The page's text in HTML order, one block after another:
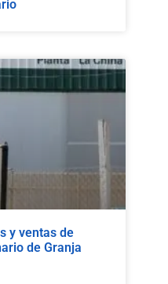
y ventas de
de Granja